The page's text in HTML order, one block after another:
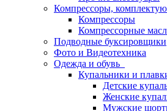
Компрессоры,
Компрессоры
Компрессорные
Подводные буксировщики
Фото и Видеотехника
Одежда и обувь
Купальники и
Детские
Женские
Мужские